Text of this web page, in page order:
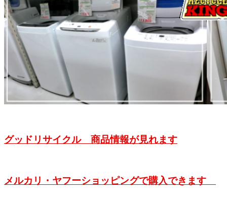
グッドリサイクル 商品情報が見れます
メルカリ・ヤフーショッピングで購入できます